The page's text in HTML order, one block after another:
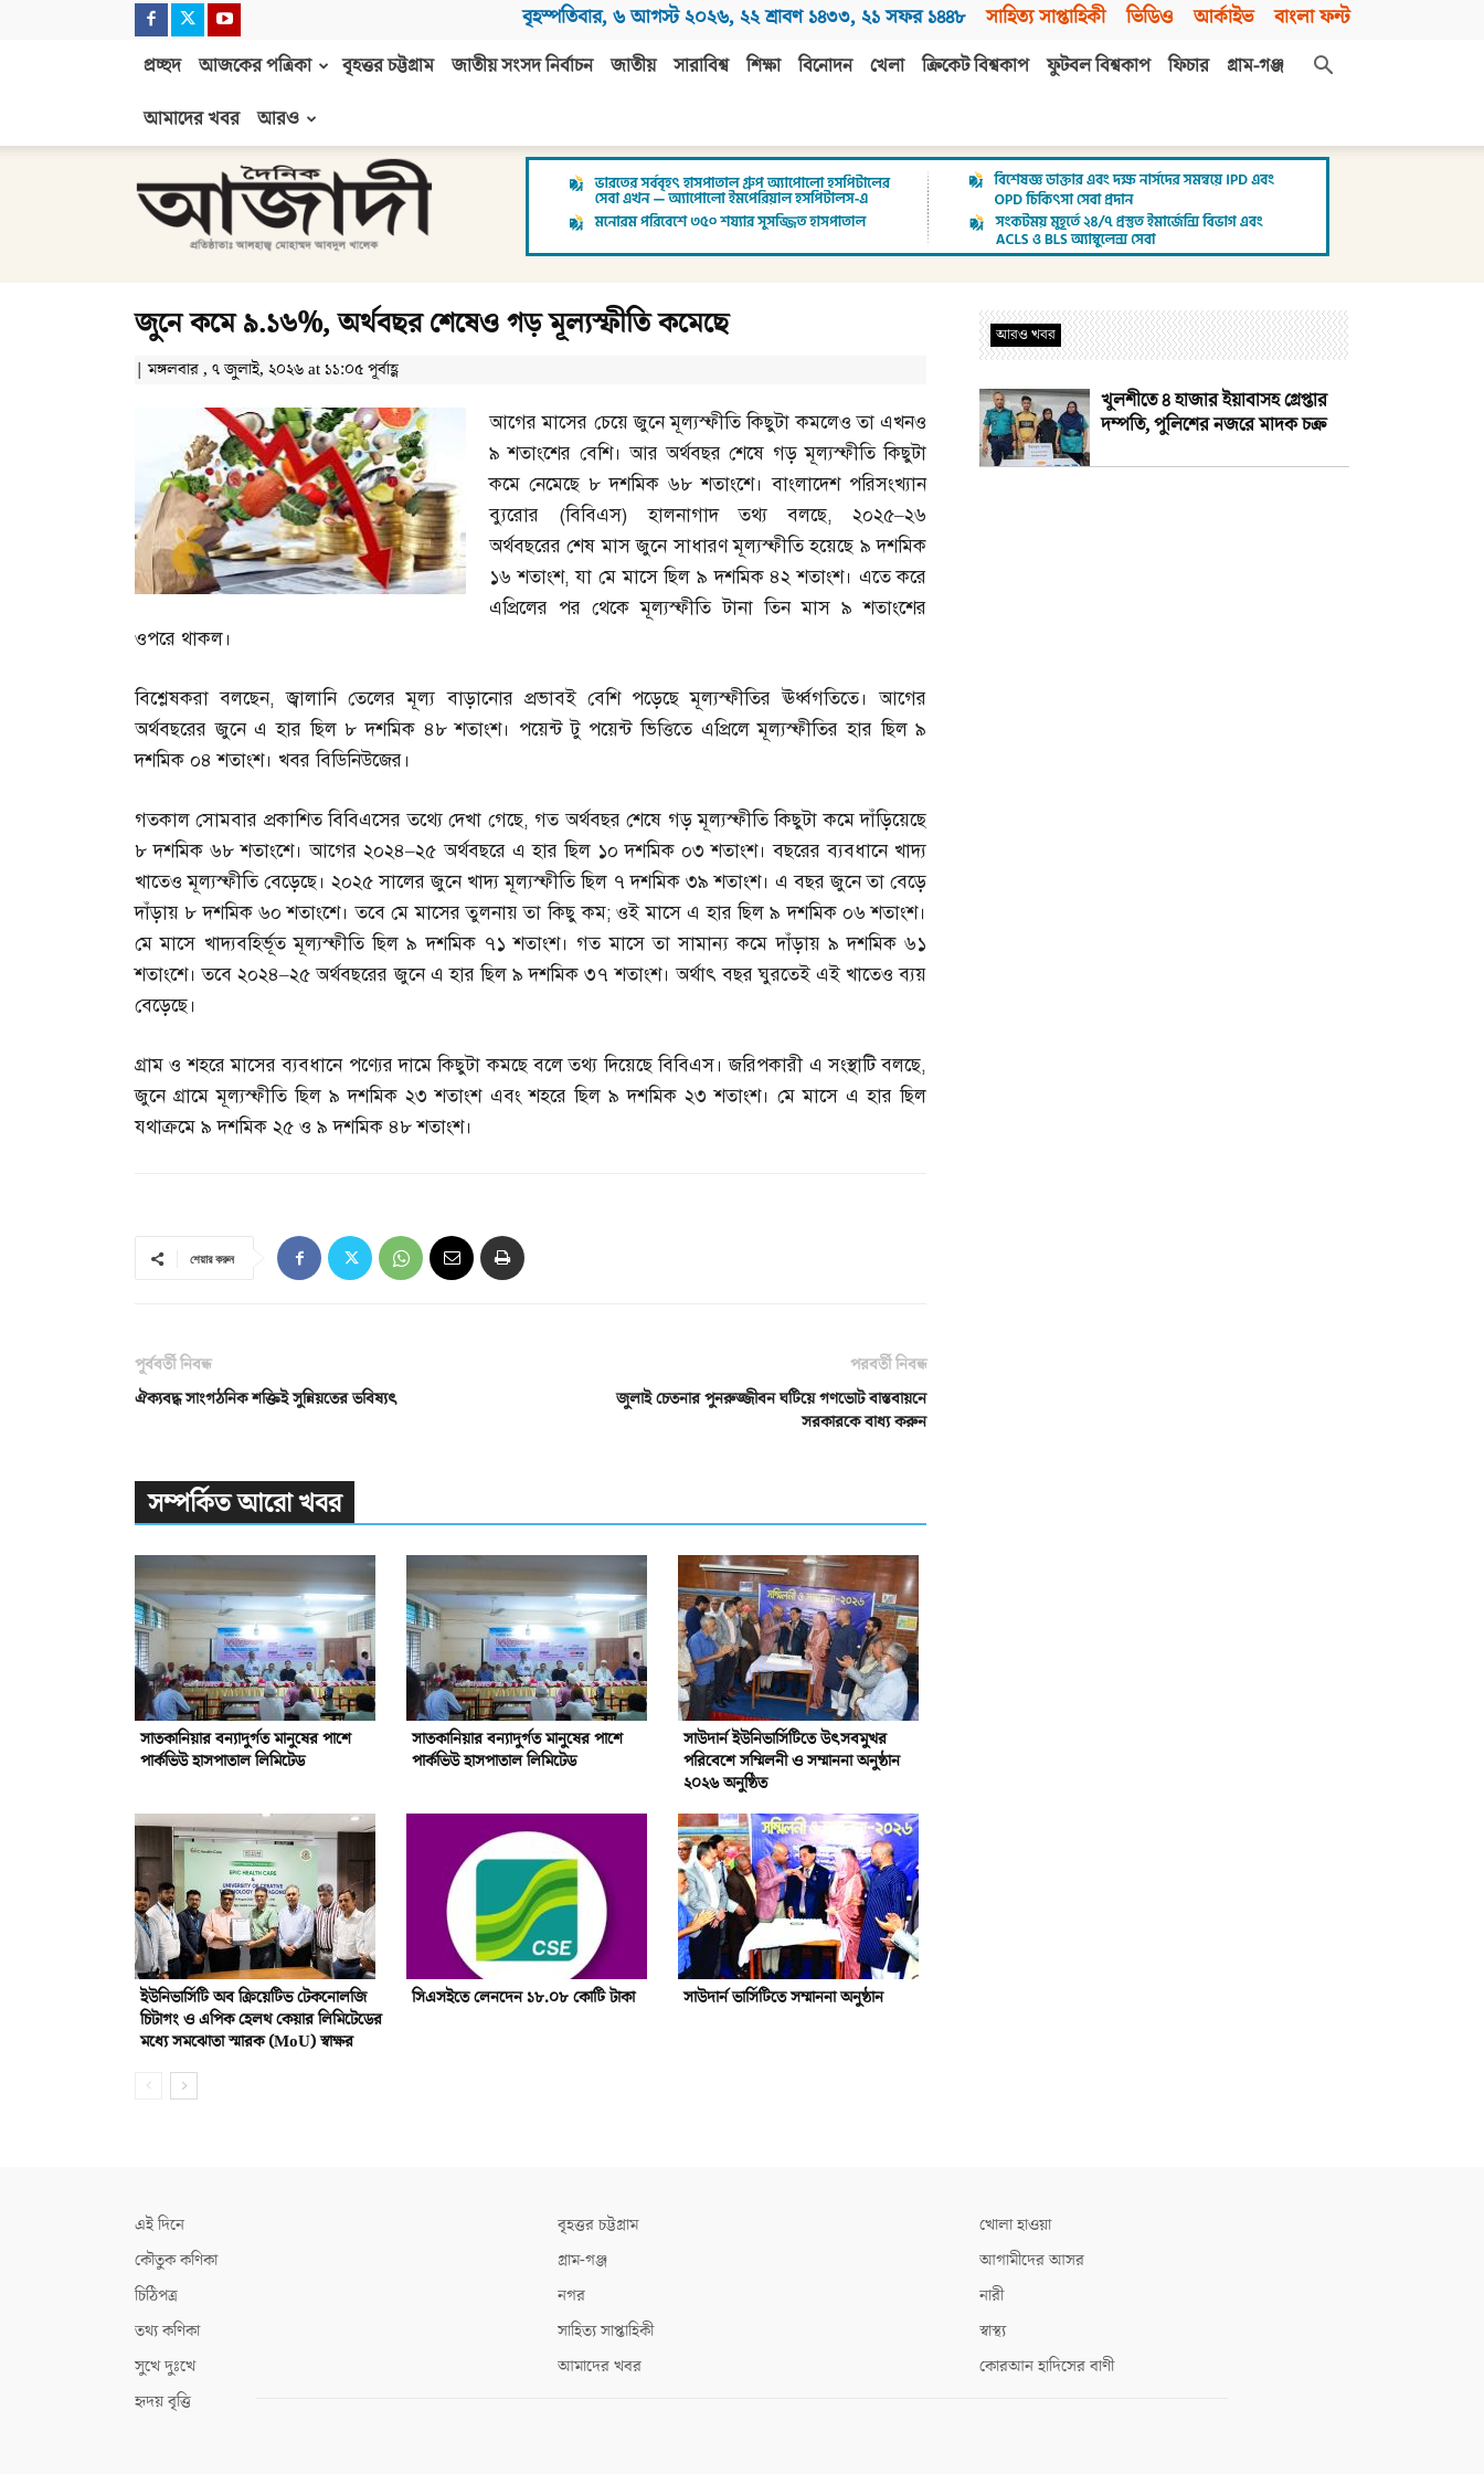
বৃহস্পতিবার, ৬ আগস্ট ২০২৬, ২২ শ্রাবণ ১৪৩৩, ২১ সফর ১৪৪৮ সাহিত্য সাপ্তাহিকী ভিডিও আর্কাইভ বাংলা ফন্ট
প্রচ্ছদ আজকের পত্রিকা বৃহত্তর চট্টগ্রাম জাতীয় সংসদ নির্বাচন জাতীয় সারাবিশ্ব শিক্ষা বিনোদন খেলা ক্রিকেট বিশ্বকাপ ফুটবল বিশ্বকাপ ফিচার
গ্রাম-গঞ্জ
আমাদের খবর
আরও
আজাদী
জুনে কমে ৯.১৬%, অর্থবছর শেষেও গড় মূল্যস্ফীতি কমেছে
| মঙ্গলবার , ৭ জুলাই, ২০২৬ at ১১:০৫ পূর্বাহ্ণ
আগের মাসের চেয়ে জুনে মূল্যস্ফীতি কিছুটা কমলেও তা এখনও
৯ শতাংশের বেশি। আর অর্থবছর শেষে গড় মূল্যস্ফীতি কিছুটা
কমে নেমেছে ৮ দশমিক ৬৮ শতাংশে। বাংলাদেশ পরিসংখ্যান
ব্যুরোর (বিবিএস)হালনাগাদ তথ্য বলছে,২০২৫–২৬
অর্থবছরের শেষ মাস জুনে সাধারণ মূল্যস্ফীতি হয়েছে ৯ দশমিক
১৬ শতাংশ,যা মে মাসে ছিল ৯ দশমিক ৪২ শতাংশ। এতে করে
এপ্রিলের পর থেকে মূল্যস্ফীতি টানা তিন মাস ৯ শতাংশের
ওপরে থাকল।
বিশ্লেষকরা বলছেন,জ্বালানি তেলের মূল্য বাড়ানোর প্রভাবই বেশি পড়েছে মূল্যস্ফীতির ঊর্ধ্বগতিতে। আগের
অর্থবছরের জুনে এ হার ছিল ৮ দশমিক ৪৮ শতাংশ। পয়েন্ট টু পয়েন্ট ভিত্তিতে এপ্রিলে মূল্যস্ফীতির হার ছিল ৯
দশমিক ০৪ শতাংশ। খবর বিডিনিউজের।
গতকাল সোমবার প্রকাশিত বিবিএসের তথ্যে দেখা গেছে,গত অর্থবছর শেষে গড় মূল্যস্ফীতি কিছুটা কমে দাঁড়িয়েছে
৮ দশমিক ৬৮ শতাংশে। আগের ২০২৪–২৫ অর্থবছরে এ হার ছিল ১০ দশমিক ০৩ শতাংশ। বছরের ব্যবধানে খাদ্য
খাতেও মূল্যস্ফীতি বেড়েছে। ২০২৫ সালের জুনে খাদ্য মূল্যস্ফীতি ছিল ৭ দশমিক ৩৯ শতাংশ। এ বছর জুনে তা বেড়ে
দাঁড়ায় ৮ দশমিক ৬০ শতাংশে। তবে মে মাসের তুলনায় তা কিছু কম;ওই মাসে এ হার ছিল ৯ দশমিক ০৬ শতাংশ।
মে মাসে খাদ্যবহির্ভূত মূল্যস্ফীতি ছিল ৯ দশমিক ৭১ শতাংশ। গত মাসে তা সামান্য কমে দাঁড়ায় ৯ দশমিক ৬১
শতাংশে। তবে ২০২৪–২৫ অর্থবছরের জুনে এ হার ছিল ৯ দশমিক ৩৭ শতাংশ। অর্থাৎ বছর ঘুরতেই এই খাতেও ব্যয়
বেড়েছে।
গ্রাম ও শহরে মাসের ব্যবধানে পণ্যের দামে কিছুটা কমছে বলে তথ্য দিয়েছে বিবিএস। জরিপকারী এ সংস্থাটি বলছে,
জুনে গ্রামে মূল্যস্ফীতি ছিল ৯ দশমিক ২৩ শতাংশ এবং শহরে ছিল ৯ দশমিক ২৩ শতাংশ। মে মাসে এ হার ছিল
যথাক্রমে ৯ দশমিক ২৫ ও ৯ দশমিক ৪৮ শতাংশ।
শেয়ার করুন
পূর্ববর্তী নিবন্ধ
ঐক্যবদ্ধ সাংগঠনিক শক্তিই সুন্নিয়তের ভবিষ্যৎ
পরবর্তী নিবন্ধ
জুলাই চেতনার পুনরুজ্জীবন ঘটিয়ে গণভোট বাস্তবায়নে
সরকারকে বাধ্য করুন
সম্পর্কিত আরো খবর
সাতকানিয়ার বন্যাদুর্গত মানুষের পাশে
পার্কভিউ হাসপাতাল লিমিটেড
সাতকানিয়ার বন্যাদুর্গত মানুষের পাশে
পার্কভিউ হাসপাতাল লিমিটেড
সাউদার্ন ইউনিভার্সিটিতে উৎসবমুখর
পরিবেশে সম্মিলনী ও সম্মাননা অনুষ্ঠান
২০২৬ অনুষ্ঠিত
ইউনিভার্সিটি অব ক্রিয়েটিভ টেকনোলজি
চিটাগং ও এপিক হেলথ কেয়ার লিমিটেডের
মধ্যে সমঝোতা স্মারক (MoU) স্বাক্ষর
সিএসইতে লেনদেন ১৮.০৮ কোটি টাকা সাউদার্ন ভার্সিটিতে সম্মাননা অনুষ্ঠান
আরও খবর
খুলশীতে ৪ হাজার ইয়াবাসহ গ্রেপ্তার
দম্পতি, পুলিশের নজরে মাদক চক্র
এই দিনে
কৌতুক কণিকা
চিঠিপত্র
তথ্য কণিকা
সুখে দুঃখে
হৃদয় বৃত্তি
বৃহত্তর চট্টগ্রাম
গ্রাম-গঞ্জ
নগর
সাহিত্য সাপ্তাহিকী
আমাদের খবর
খোলা হাওয়া
আগামীদের আসর
নারী
স্বাস্থ্য
কোরআন হাদিসের বাণী